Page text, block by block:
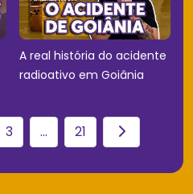
A real história do acidente
radioativo em Goiânia
3 ... 21